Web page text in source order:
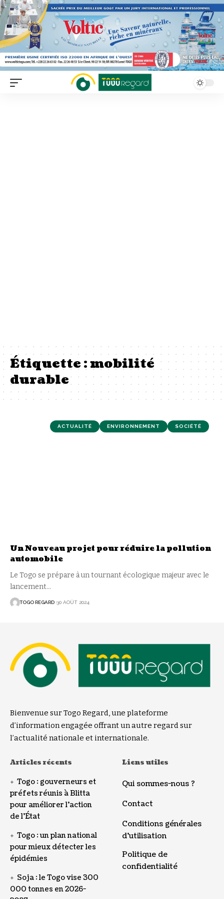
Étiquette :mobilité
durable
ACTUALITÉ ENVIRONNEMENT SOCIÉTÉ
Un Nouveau projet pour réduire la pollution
automobile
Le Togo se prépare à un tournant écologique majeur avec le
lancement…
TOGO REGARD 30 AOÛT 2024
Bienvenue sur Togo Regard, une plateforme
d’information engagée offrant un autre regard sur
l’actualité nationale et internationale.
Articles récents
Togo : gouverneurs et
préfets réunis à Blitta
pour améliorer l’action
de l’État
Togo : un plan national
pour mieux détecter les
épidémies
Soja : le Togo vise 300
000 tonnes en 2026-
Liens utiles
Qui sommes-nous ?
Contact
Conditions générales
d’utilisation
Politique de
confidentialité